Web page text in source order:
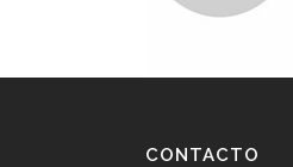
CONTACTO